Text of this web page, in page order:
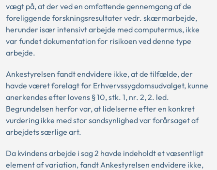
vægt på, at der ved en omfattende gennemgang af de
foreliggende forskningsresultater vedr. skærmarbejde,
herunder især intensivt arbejde med computermus, ikke
var fundet dokumentation for risikoen ved denne type
arbejde.
Ankestyrelsen fandt endvidere ikke, at de tilfælde, der
havde været forelagt for Erhvervssygdomsudvalget, kunne
anerkendes efter lovens § 10, stk. 1, nr. 2, 2. led.
Begrundelsen herfor var, at lidelserne efter en konkret
vurdering ikke med stor sandsynlighed var forårsaget af
arbejdets særlige art.
Da kvindens arbejde i sag 2 havde indeholdt et væsentligt
element af variation, fandt Ankestyrelsen endvidere ikke,